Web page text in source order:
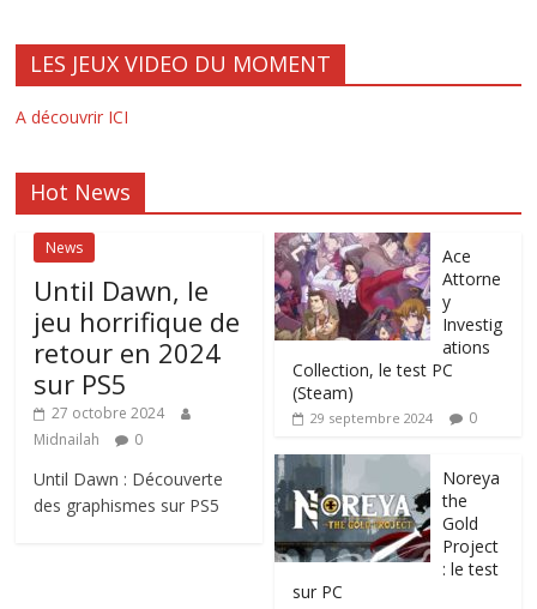
LES JEUX VIDEO DU MOMENT
A découvrir ICI
Hot News
News
Until Dawn, le
jeu horrifique de
retour en 2024
sur PS5
27 octobre 2024
Midnailah
0
Until Dawn : Découverte
des graphismes sur PS5
Ace
Attorne
y
Investig
ations
Collection, le test PC
(Steam)
29 septembre 2024 0
Noreya
the
Gold
Project
: le test
sur PC